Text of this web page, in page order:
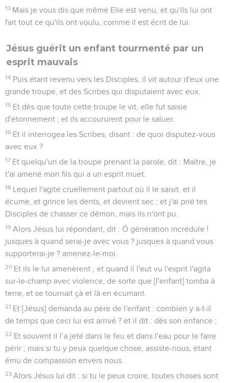
13 Mais je vous dis que même Elie est venu, et qu'ils lui ont
fait tout ce qu'ils ont voulu, comme il est écrit de lui.
Jésus guérit un enfant tourmenté par un
esprit mauvais
14 Puis étant revenu vers les Disciples, il vit autour d'eux une
grande troupe, et des Scribes qui disputaient avec eux.
15 Et dès que toute cette troupe le vit, elle fut saisie
d'étonnement ; et ils accoururent pour le saluer.
16 Et il interrogea les Scribes, disant : de quoi disputez-vous
avec eux ?
17 Et quelqu'un de la troupe prenant la parole, dit : Maître, je
t'ai amené mon fils qui a un esprit muet.
18 Lequel l'agite cruellement partout où il le saisit, et il
écume, et grince les dents, et devient sec ; et j'ai prié tes
Disciples de chasser ce démon, mais ils n'ont pu.
19 Alors Jésus lui répondant, dit : Ô génération incrédule !
jusques à quand serai-je avec vous ? jusques à quand vous
supporterai-je ? amenez-le-moi.
20 Et ils le lui amenèrent ; et quand il l'eut vu l'esprit l'agita
sur-le-champ avec violence, de sorte que [l'enfant] tomba à
terre, et se tournait çà et là en écumant.
21 Et [Jésus] demanda au père de l'enfant : combien y a-t-il
de temps que ceci lui est arrivé ? et il dit : dès son enfance ;
22 Et souvent il l’a jeté dans le feu et dans l'eau pour le faire
périr ; mais si tu y peux quelque chose, assiste-nous, étant
ému de compassion envers nous.
23 Alors Jésus lui dit : si tu le peux croire, toutes choses sont